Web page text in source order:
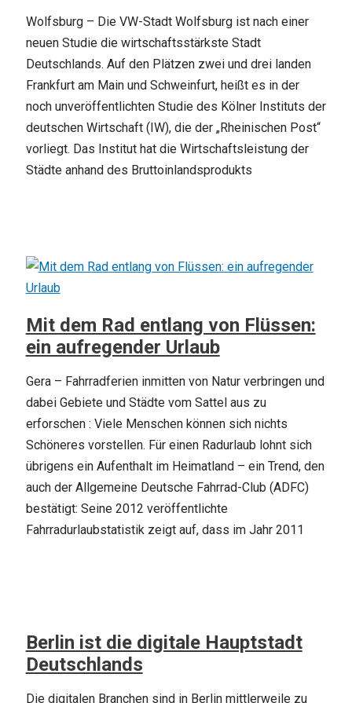
Wolfsburg – Die VW-Stadt Wolfsburg ist nach einer
neuen Studie die wirtschaftsstärkste Stadt
Deutschlands. Auf den Plätzen zwei und drei landen
Frankfurt am Main und Schweinfurt, heißt es in der
noch unveröffentlichten Studie des Kölner Instituts der
deutschen Wirtschaft (IW), die der „Rheinischen Post“
vorliegt. Das Institut hat die Wirtschaftsleistung der
Städte anhand des Bruttoinlandsprodukts
Mit dem Rad entlang von Flüssen:
ein aufregender Urlaub
Gera – Fahrradferien inmitten von Natur verbringen und
dabei Gebiete und Städte vom Sattel aus zu
erforschen : Viele Menschen können sich nichts
Schöneres vorstellen. Für einen Radurlaub lohnt sich
übrigens ein Aufenthalt im Heimatland – ein Trend, den
auch der Allgemeine Deutsche Fahrrad-Club (ADFC)
bestätigt: Seine 2012 veröffentlichte
Fahrradurlaubstatistik zeigt auf, dass im Jahr 2011
Berlin ist die digitale Hauptstadt
Deutschlands
Die digitalen Branchen sind in Berlin mittlerweile zu